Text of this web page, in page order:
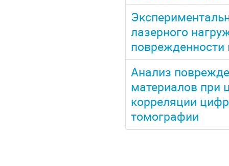
лазерного
Анализ
материалов при
корреляции
томографии